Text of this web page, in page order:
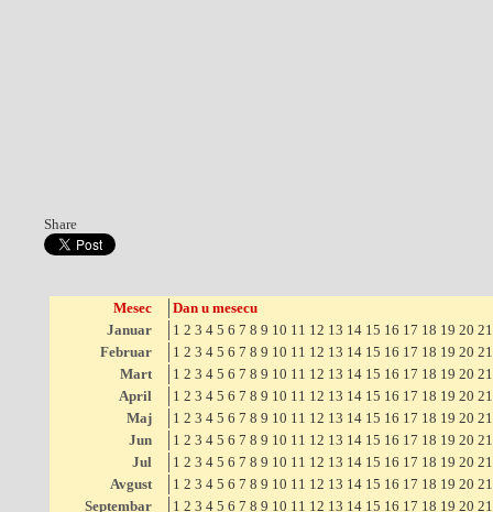
Share
Mesec
Dan u mesecu
Januar
1 2 3 4 5 6 7 8 9 10 11 12 13 14 15 16 17 18 19 20 21
Februar
1 2 3 4 5 6 7 8 9 10 11 12 13 14 15 16 17 18 19 20 21
Mart
1 2 3 4 5 6 7 8 9 10 11 12 13 14 15 16 17 18 19 20 21
April
1 2 3 4 5 6 7 8 9 10 11 12 13 14 15 16 17 18 19 20 21
Maj
1 2 3 4 5 6 7 8 9 10 11 12 13 14 15 16 17 18 19 20 21
Jun
1 2 3 4 5 6 7 8 9 10 11 12 13 14 15 16 17 18 19 20 21
Jul
1 2 3 4 5 6 7 8 9 10 11 12 13 14 15 16 17 18 19 20 21
Avgust
1 2 3 4 5 6 7 8 9 10 11 12 13 14 15 16 17 18 19 20 21
Septembar
1 2 3 4 5 6 7 8 9 10 11 12 13 14 15 16 17 18 19 20 21